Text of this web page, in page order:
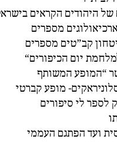
של היהודים הקראים
מספרים
קב”טים מספרים
מופע קברטי
ועד הפתגם העממי